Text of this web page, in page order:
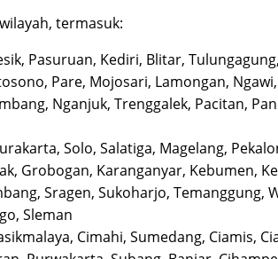
termasuk:
Pasuruan, Kediri, Blitar,
Pare, Mojosari, Lamongan,
Nganjuk, Trenggalek, Pacitan,
Solo, Salatiga, Magelang,
Grobogan, Karanganyar, Kebumen,
Sragen, Sukoharjo, Temanggung,
Sleman
Cimahi, Sumedang, Ciamis,